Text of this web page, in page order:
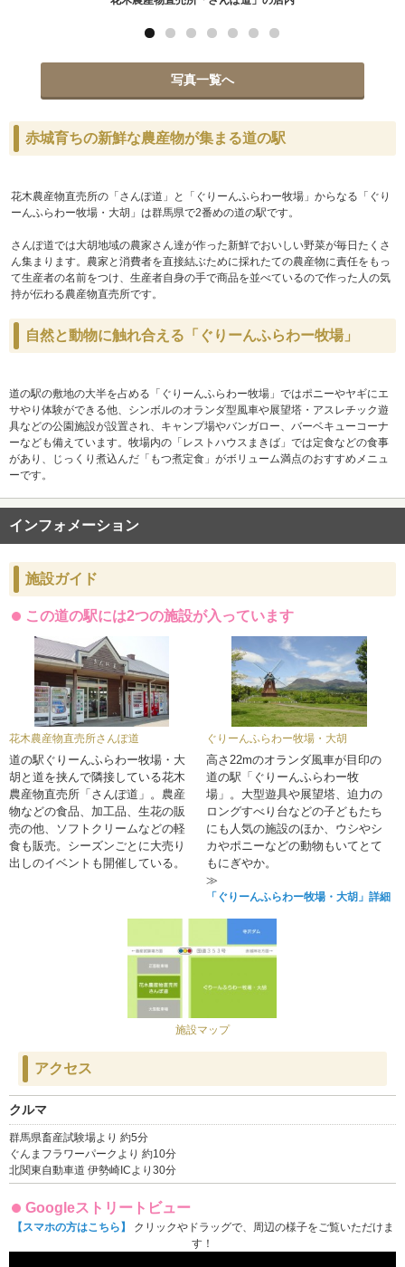
写真一覧へ
赤城育ちの新鮮な農産物が集まる道の駅
花木農産物直売所の「さんぽ道」と「ぐりーんふらわー牧場」からなる「ぐり
ーんふらわー牧場・大胡」は群馬県で2番めの道の駅です。
さんぽ道では大胡地域の農家さん達が作った新鮮でおいしい野菜が毎日たくさ
ん集まります。農家と消費者を直接結ぶために採れたての農産物に責任をもっ
て生産者の名前をつけ、生産者自身の手で商品を並べているので作った人の気
持が伝わる農産物直売所です。
自然と動物に触れ合える「ぐりーんふらわー牧場」
道の駅の敷地の大半を占める「ぐりーんふらわー牧場」ではポニーやヤギにエ
サやり体験ができる他、シンボルのオランダ型風車や展望塔・アスレチック遊
具などの公園施設が設置され、キャンプ場やバンガロー、バーベキューコーナ
ーなども備えています。牧場内の「レストハウスまきば」では定食などの食事
があり、じっくり煮込んだ「もつ煮定食」がボリューム満点のおすすめメニュ
ーです。
インフォメーション
施設ガイド
この道の駅には2つの施設が入っています
花木農産物直売所さんぽ道
道の駅ぐりーんふらわー牧場・大
胡と道を挟んで隣接している花木
農産物直売所「さんぽ道」。農産
物などの食品、加工品、生花の販
売の他、ソフトクリームなどの軽
食も販売。シーズンごとに大売り
出しのイベントも開催している。
ぐりーんふらわー牧場・大胡
高さ22mのオランダ風車が目印の
道の駅「ぐりーんふらわー牧
場」。大型遊具や展望塔、迫力の
ロングすべり台などの子どもたち
にも人気の施設のほか、ウシやシ
カやポニーなどの動物もいてとて
もにぎやか。
≫
「ぐりーんふらわー牧場・大胡」詳細
施設マップ
アクセス
クルマ
群馬県畜産試験場より 約5分
ぐんまフラワーパークより 約10分
北関東自動車道 伊勢崎ICより30分
Googleストリートビュー
【スマホの方はこちら】
クリックやドラッグで、周辺の様子をご覧いただけま
す！